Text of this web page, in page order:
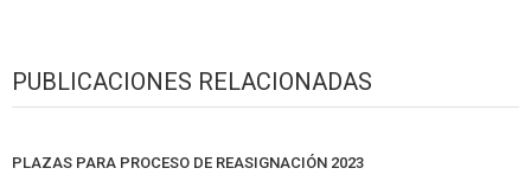
PUBLICACIONES RELACIONADAS
PLAZAS PARA PROCESO DE REASIGNACIÓN 2023